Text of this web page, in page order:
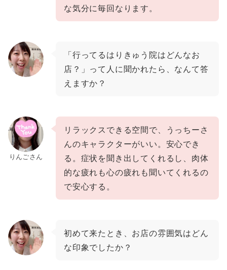
な気分に毎回なります。
「行ってるはりきゅう院はどんなお
店？」って人に聞かれたら、なんて答
えますか？
りんごさん
リラックスできる空間で、うっちーさ
んのキャラクターがいい。安心でき
る。症状を聞き出してくれるし、肉体
的な疲れも心の疲れも聞いてくれるの
で安心する。
初めて来たとき 、 お店の雰囲気はどん
な印象でしたか？